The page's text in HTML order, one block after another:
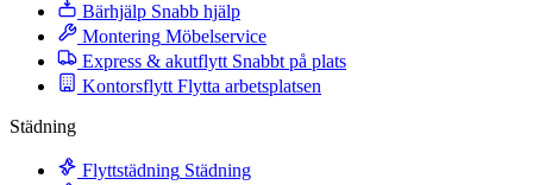
Bärhjälp Snabb hjälp
Montering Möbelservice
Express & akutflytt Snabbt på plats
Kontorsflytt Flytta arbetsplatsen
Städning
Flyttstädning Städning